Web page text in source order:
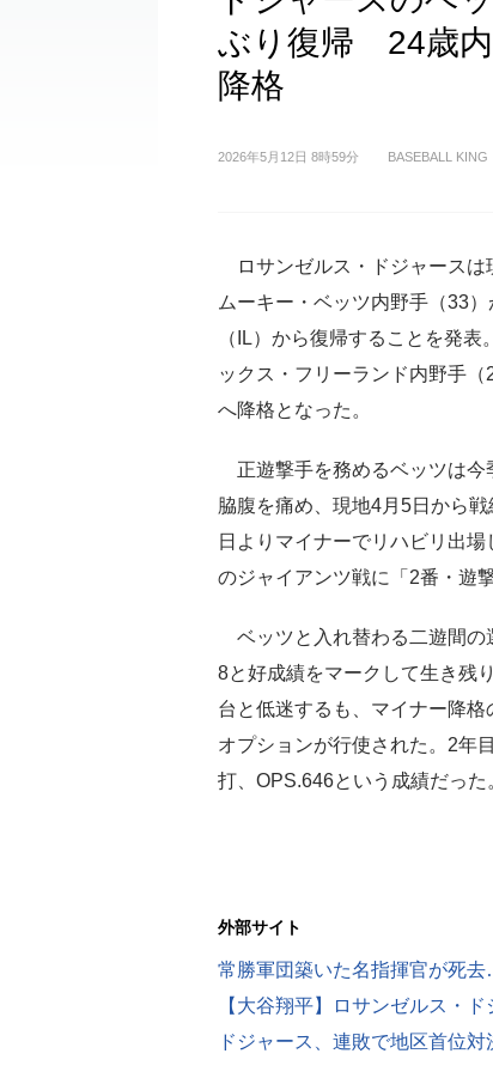
ぶり復帰 24歳内
降格
2026年5月12日 8時59分 BASEBALL KING
ロサンゼルス・ドジャースは
ムーキー・ベッツ内野手（33）
（IL）から復帰することを発表
ックス・フリーランド内野手（
へ降格となった。
正遊撃手を務めるベッツは今
脇腹を痛め、現地4月5日から
日よりマイナーでリハビリ出
のジャイアンツ戦に「2番・遊
ベッツと入れ替わる二遊間の
8と好成績をマークして生き残
台と低迷するも、マイナー降
オプションが行使された。2年
打、OPS.646という成績だった
外部サイト
【大谷翔平】ロサンゼルス・